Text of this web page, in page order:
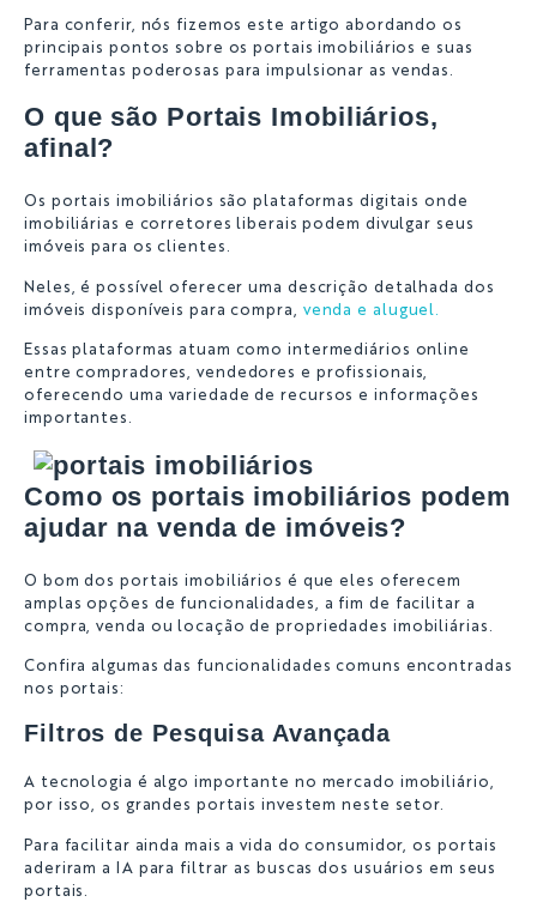
Para conferir, nós fizemos este artigo abordando os
principais pontos sobre os portais imobiliários e suas
ferramentas poderosas para impulsionar as vendas.
O que são Portais Imobiliários,
afinal?
Os portais imobiliários são plataformas digitais onde
imobiliárias e corretores liberais podem divulgar seus
imóveis para os clientes.
Neles, é possível oferecer uma descrição detalhada dos
imóveis disponíveis para compra, venda e aluguel.
Essas plataformas atuam como intermediários online
entre compradores, vendedores e profissionais,
oferecendo uma variedade de recursos e informações
importantes.
Como os portais imobiliários podem
ajudar na venda de imóveis?
O bom dos portais imobiliários é que eles oferecem
amplas opções de funcionalidades, a fim de facilitar a
compra, venda ou locação de propriedades imobiliárias.
Confira algumas das funcionalidades comuns encontradas
nos portais:
Filtros de Pesquisa Avançada
A tecnologia é algo importante no mercado imobiliário,
por isso, os grandes portais investem neste setor.
Para facilitar ainda mais a vida do consumidor, os portais
aderiram a IA para filtrar as buscas dos usuários em seus
portais.